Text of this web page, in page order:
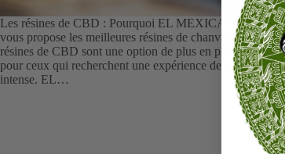
Les résines de CBD : Pourquoi EL MEXICANO CBD
vous propose les meilleures résines de chanvre ?” Les
résines de CBD sont une option de plus en plus populaire
pour ceux qui recherchent une expérience de CBD plus
intense. EL…